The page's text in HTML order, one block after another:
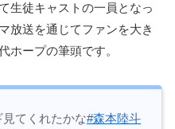
生徒キャストの一員となっ
放送を通じてファンを大き
ホープの筆頭です。
てくれたかな#森本陸斗